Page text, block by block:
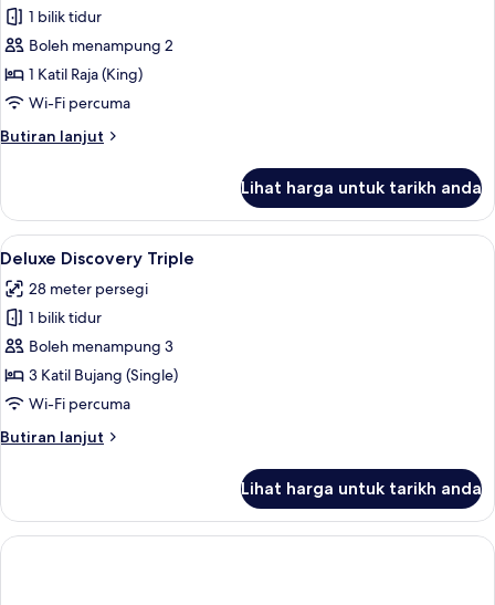
untuk
Deluxe
Discovery
King
1 bilik tidur
Boleh menampung 2
1 Katil Raja (King)
Wi-Fi percuma
Butiran lanjut
Butiran
Discovery
King
Lihat harga untuk tarikh anda
Lihat
semua
foto
untuk
Deluxe
Discovery
Triple
Deluxe Discovery Triple | Peti besi
13
Deluxe Discovery Triple
28 meter persegi
1 bilik tidur
Boleh menampung 3
3 Katil Bujang (Single)
Wi-Fi percuma
Butiran lanjut
Butiran
Discovery
Triple
Lihat harga untuk tarikh anda